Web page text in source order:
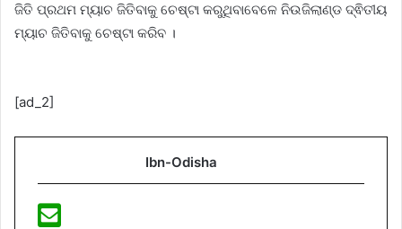
ଜିତି ପ୍ରଥମ ମ୍ୟାଚ ଜିତିବାକୁ ଚେଷ୍ଟା କରୁଥିବାବେଳେ ନିଉଜିଲାଣ୍ଡ ଦ୍ଵିତୀୟ
ମ୍ୟାଚ ଜିତିବାକୁ ଚେଷ୍ଟା କରିବ ।
[ad_2]
Ibn-Odisha